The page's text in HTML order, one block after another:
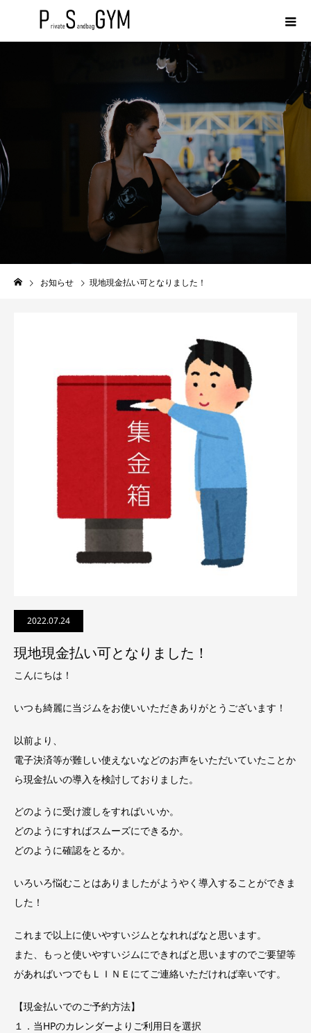
NEWS
お知らせ 現地現金払い可となりました！
2022.07.24
現地現金払い可となりました！
こんにちは！
いつも綺麗に当ジムをお使いいただきありがとうございます！
以前より、
電子決済等が難しい使えないなどのお声をいただいていたことか
ら現金払いの導入を検討しておりました。
どのように受け渡しをすればいいか。
どのようにすればスムーズにできるか。
どのように確認をとるか。
いろいろ悩むことはありましたがようやく導入することができま
した！
これまで以上に使いやすいジムとなれればなと思います。
また、もっと使いやすいジムにできればと思いますのでご要望等
があればいつでもＬＩＮＥにてご連絡いただければ幸いです。
【現金払いでのご予約方法】
１．当HPのカレンダーよりご利用日を選択